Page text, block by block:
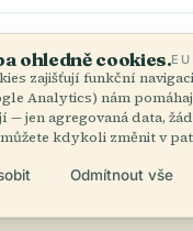
kontext a logistiku (
ohledně cookies.
zajišťují funkční
Analytics) nám
— jen agregovaná data,
kdykoli změnit v
Odmítnout vše